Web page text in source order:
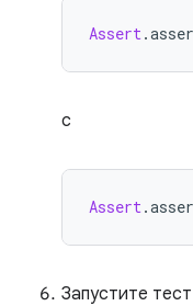
Assert.
с
Assert.
Запустите